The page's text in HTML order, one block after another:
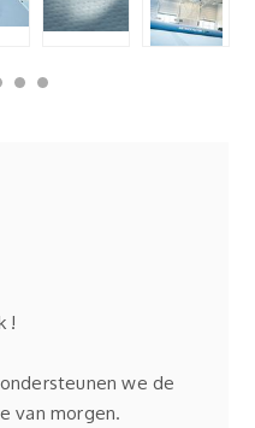
!
we de
van morgen.